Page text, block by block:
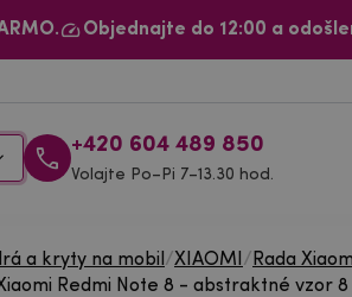
Objednajte do 12:00 a
+420 604 489 850
Volajte Po–Pi 7–13.30 hod.
a kryty na mobil /XIAOMI / Rada
Redmi Note 8 - abstraktné vzor 8